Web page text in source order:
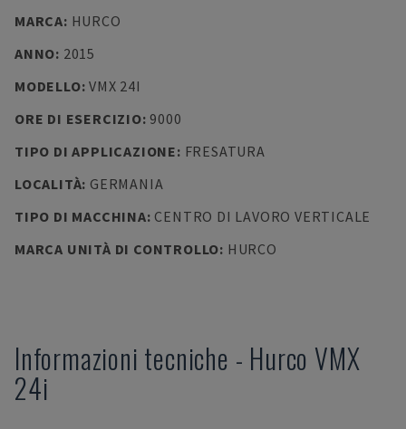
MARCA: HURCO
ANNO: 2015
MODELLO:VMX 24I
ORE DI ESERCIZIO: 9000
TIPO DI APPLICAZIONE: FRESATURA
LOCALITÀ: GERMANIA
TIPO DI MACCHINA: CENTRO DI LAVORO VERTICALE
MARCA UNITÀ DI CONTROLLO: HURCO
Informazioni tecniche - Hurco VMX
24i